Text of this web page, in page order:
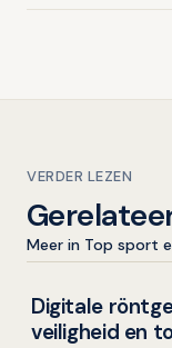
VERDER LEZEN
Meer in Top sport
Overig nieuws
Digitale
veiligheid en